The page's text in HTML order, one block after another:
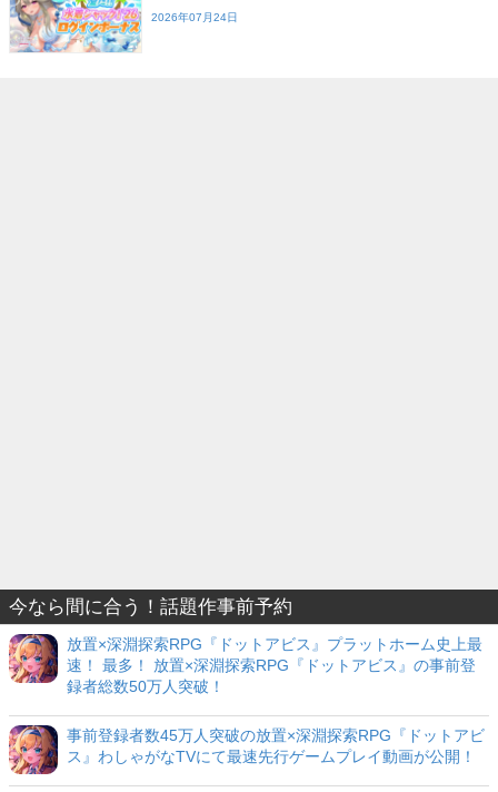
2026年07月24日
今なら間に合う！話題作事前予約
放置×深淵探索RPG『ドットアビス』プラットホーム史上最
速！ 最多！ 放置×深淵探索RPG『ドットアビス』の事前登
録者総数50万人突破！
事前登録者数45万人突破の放置×深淵探索RPG『ドットアビ
ス』わしゃがなTVにて最速先行ゲームプレイ動画が公開！